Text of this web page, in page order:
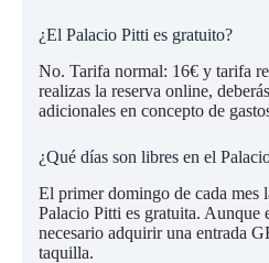
¿El Palacio Pitti es gratuito?
No. Tarifa normal: 16€ y tarifa
realizas la reserva online,
adicionales en concepto de
¿Qué días son libres en el
El primer domingo de cada mes
Palacio Pitti es gratuita. Aunque
necesario adquirir una entrada
taquilla.